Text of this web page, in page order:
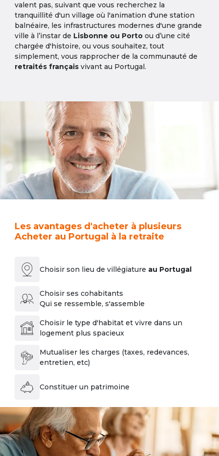
valent pas, suivant que vous recherchez la
tranquillité d'un village où l'animation d'une station
balnéaire, les infrastructures modernes d'une grande
ville à l’instar de Lisbonne ou Porto ou d’une cité
chargée d'histoire, ou vous souhaitez, tout
simplement, vous rapprocher de la communauté de
retraités français vivant au Portugal.
Les avantages d'acheter à plusieurs
Acheter au Portugal à la retraite
Choisir son lieu de villégiature au Portugal
Choisir ses cohabitants
Qui se ressemble, s'assemble
Choisir le type d'habitat et vivre dans un
logement plus spacieux
Mutualiser les charges (taxes, redevances,
entretien, etc)
Constituer un patrimoine